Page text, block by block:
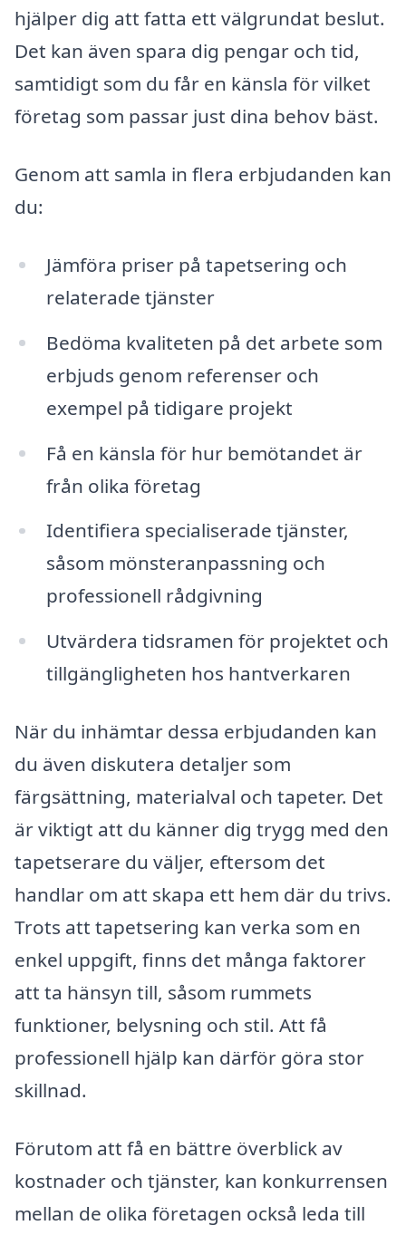
hjälper dig att fatta ett välgrundat beslut.
Det kan även spara dig pengar och tid,
samtidigt som du får en känsla för vilket
företag som passar just dina behov bäst.
Genom att samla in flera erbjudanden kan
du:
Jämföra priser på tapetsering och
relaterade tjänster
Bedöma kvaliteten på det arbete som
erbjuds genom referenser och
exempel på tidigare projekt
Få en känsla för hur bemötandet är
från olika företag
Identifiera specialiserade tjänster,
såsom mönsteranpassning och
professionell rådgivning
Utvärdera tidsramen för projektet och
tillgängligheten hos hantverkaren
När du inhämtar dessa erbjudanden kan
du även diskutera detaljer som
färgsättning, materialval och tapeter. Det
är viktigt att du känner dig trygg med den
tapetserare du väljer, eftersom det
handlar om att skapa ett hem där du trivs.
Trots att tapetsering kan verka som en
enkel uppgift, finns det många faktorer
att ta hänsyn till, såsom rummets
funktioner, belysning och stil. Att få
professionell hjälp kan därför göra stor
skillnad.
Förutom att få en bättre överblick av
kostnader och tjänster, kan konkurrensen
mellan de olika företagen också leda till